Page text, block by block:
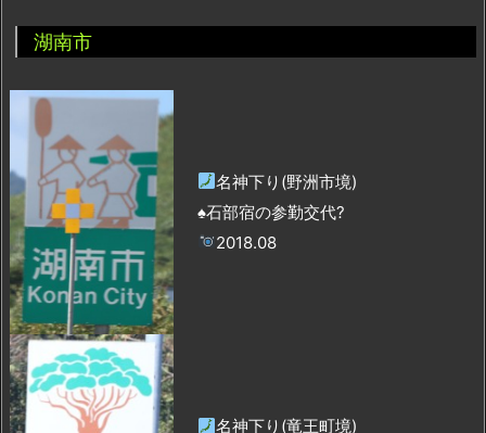
湖南市
名神下り(野洲市境)
♠石部宿の参勤交代?
2018.08
名神下り(竜王町境)